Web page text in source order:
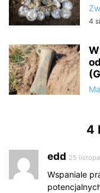
4
4
edd 25
Wspaniale